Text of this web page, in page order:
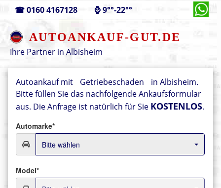
☎0160 4167128 ⌚9°°-22°°
AUTOANKAUF-GUT.DE
Ihre Partner in Albisheim
Autoankauf mit Getriebeschaden
in Albisheim.
Bitte füllen Sie das nachfolgende Ankaufsformular
aus. Die Anfrage ist natürlich für Sie KOSTENLOS.